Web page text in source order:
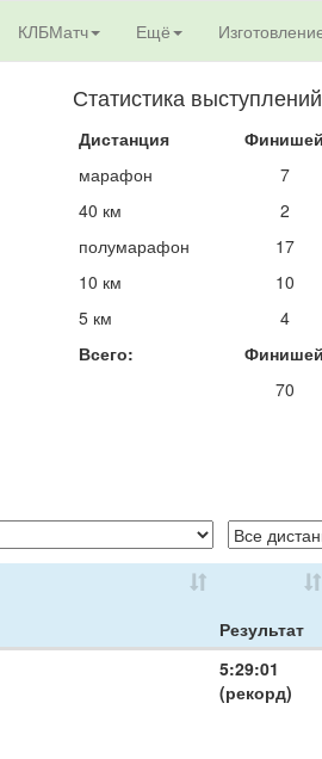
КЛБМатч Ещё
Статистика
Дистанция Финишей
марафон
7
40 км
2
полумарафон
17
10 км
10
5 км
4
Всего:
Финишей
70
Результат
5:29:01
(рекорд)